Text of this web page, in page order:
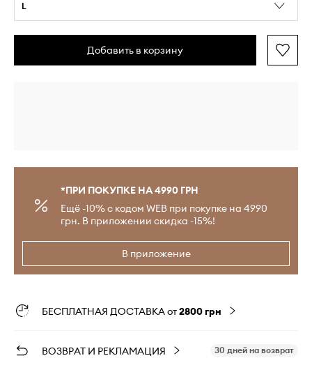
L
Добавить в корзину
*ПРИ ПОКУПКЕ НА 4990 ГРН
Ещё -10% с кодом WEB при покупке на 4990
грн. В приложении скидка -15%!
В приложение
БЕСПЛАТНАЯ ДОСТАВКА от2800 грн
ВОЗВРАТ И РЕКЛАМАЦИЯ 30 дней на возврат